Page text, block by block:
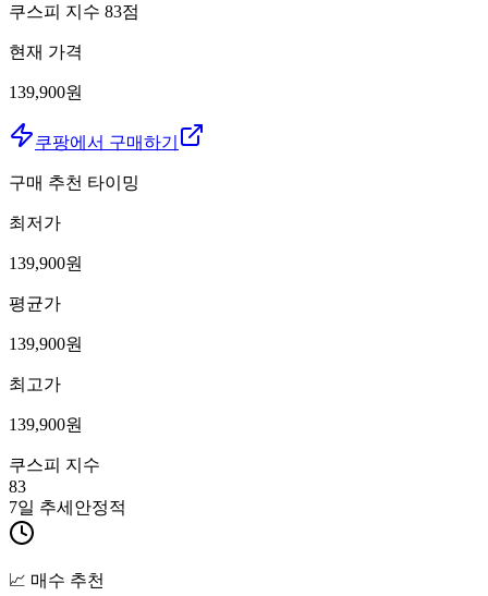
쿠스피 지수 83점
현재 가격
139,900원
쿠팡에서 구매하기
구매 추천 타이밍
최저가
139,900원
평균가
139,900원
최고가
139,900원
쿠스피 지수
83
7일 추세 안정적
📈 매수 추천